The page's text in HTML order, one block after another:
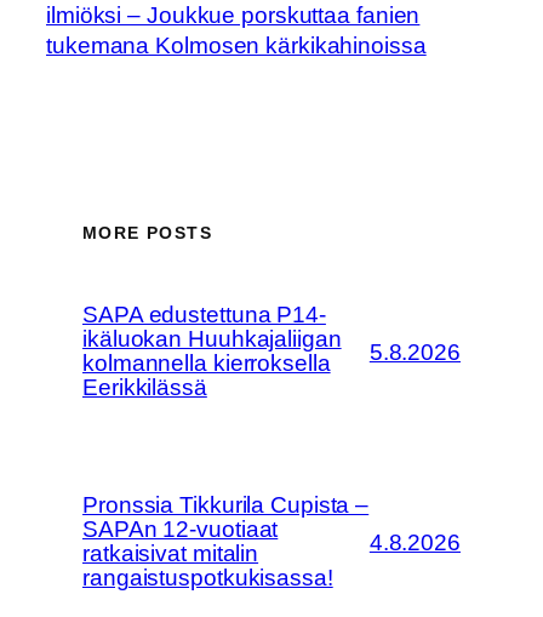
ilmiöksi – Joukkue porskuttaa fanien
tukemana Kolmosen kärkikahinoissa
MORE POSTS
SAPA edustettuna P14-
ikäluokan Huuhkajaliigan
kolmannella kierroksella
Eerikkilässä
5.8.2026
Pronssia Tikkurila Cupista –
SAPAn 12-vuotiaat
ratkaisivat mitalin
rangaistuspotkukisassa!
4.8.2026